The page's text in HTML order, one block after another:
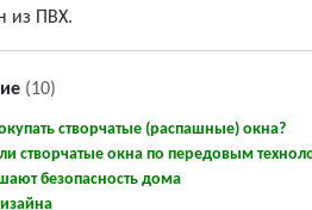
из ПВХ.
(10)
створчатые (распашные) окна?
створчатые окна по передовым
безопасность дома